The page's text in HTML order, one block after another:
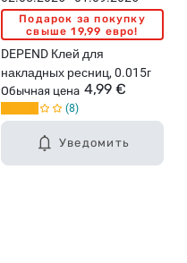
Уведомить
Подарок за покупку
свыше 19,99 евро!
DEPEND Клей для
накладных ресниц, 0.015г
Обычная цена 4,99 €
8